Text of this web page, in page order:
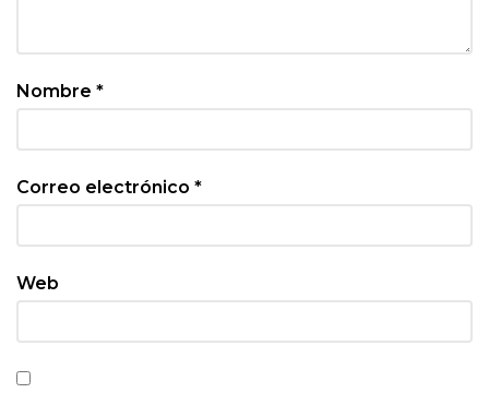
Nombre *
Correo electrónico *
Web